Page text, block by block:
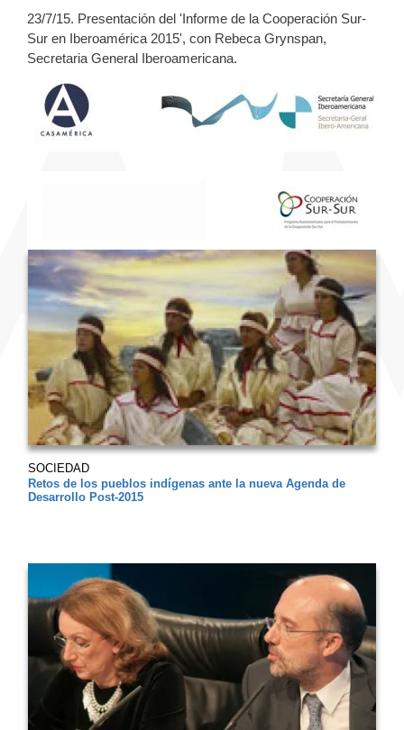
23/7/15. Presentación del 'Informe de la Cooperación Sur-
Sur en Iberoamérica 2015', con Rebeca Grynspan,
Secretaria General Iberoamericana.
SOCIEDAD
Retos de los pueblos indígenas ante la nueva Agenda de
Desarrollo Post-2015